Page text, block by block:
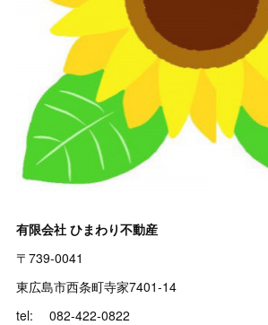
有限会社 ひまわり不動産
〒739-0041
東広島市西条町寺家7401-14
tel: 082-422-0822